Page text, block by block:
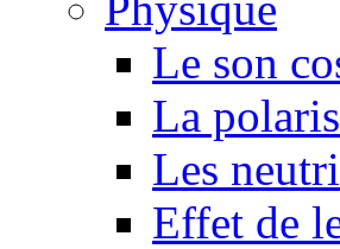
Le son
La
Les
Effet de